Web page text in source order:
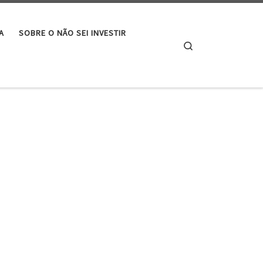
SOBRE O NÃO SEI INVESTIR